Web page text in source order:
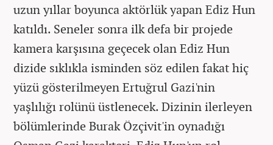
uzun yıllar boyunca aktörlük yapan Ediz Hun
katıldı. Seneler sonra ilk defa bir projede
kamera karşısına geçecek olan Ediz Hun
dizide sıklıkla isminden söz edilen fakat hiç
yüzü gösterilmeyen Ertuğrul Gazi'nin
yaşlılığı rolünü üstlenecek. Dizinin ilerleyen
bölümlerinde Burak Özçivit'in oynadığı